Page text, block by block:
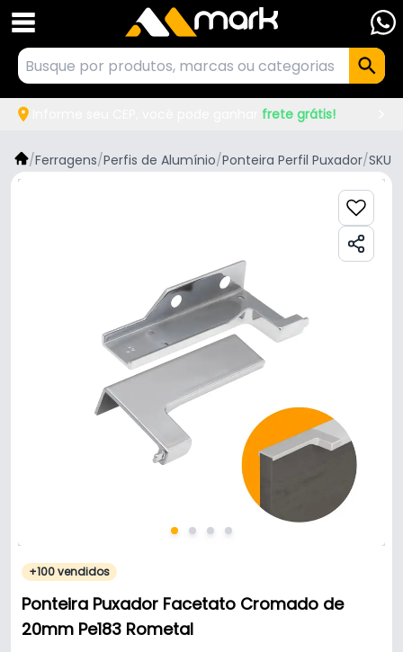
frete grátis!
/Ferragens/Perfis de Alumínio/Ponteira Perfil Puxador/SKU
+100 vendidos
Ponteira Puxador Facetato Cromado de
20mm Pe183 Rometal